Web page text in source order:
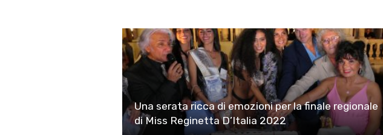
Una serata ricca di emozioni per la finale regionale
di Miss Reginetta D’Italia 2022